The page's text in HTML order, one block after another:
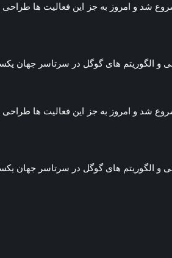
فضای وب شروع شد و امروز به جز این فعالیت
و الگوریتم های گوگل در سرتاسر جهان
فضای وب شروع شد و امروز به جز این فعالیت
و الگوریتم های گوگل در سرتاسر جهان